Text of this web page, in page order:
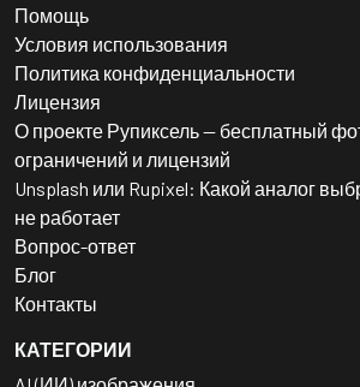
Помощь
Условия использования
Политика конфиденциальности
Лицензия
О проекте Рупиксель — бесплатный
ограничений и лицензий
Unsplash или Rupixel: Какой аналог
не работает
Вопрос-ответ
Блог
Контакты
КАТЕГОРИИ